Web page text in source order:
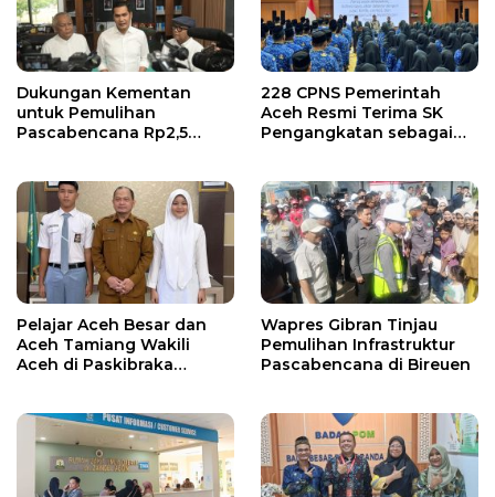
Dukungan Kementan
untuk Pemulihan
Pascabencana Rp2,5
228 CPNS Pemerintah
Aceh Resmi Terima SK
Pengangkatan sebagai
Pelajar Aceh Besar dan
Aceh Tamiang Wakili
Aceh di Paskibraka
Wapres Gibran Tinjau
Pemulihan Infrastruktur
Pascabencana di Bireuen